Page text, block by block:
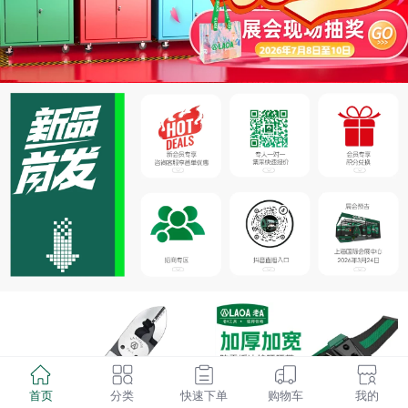
首页 分类 快速下单 购物车 我的